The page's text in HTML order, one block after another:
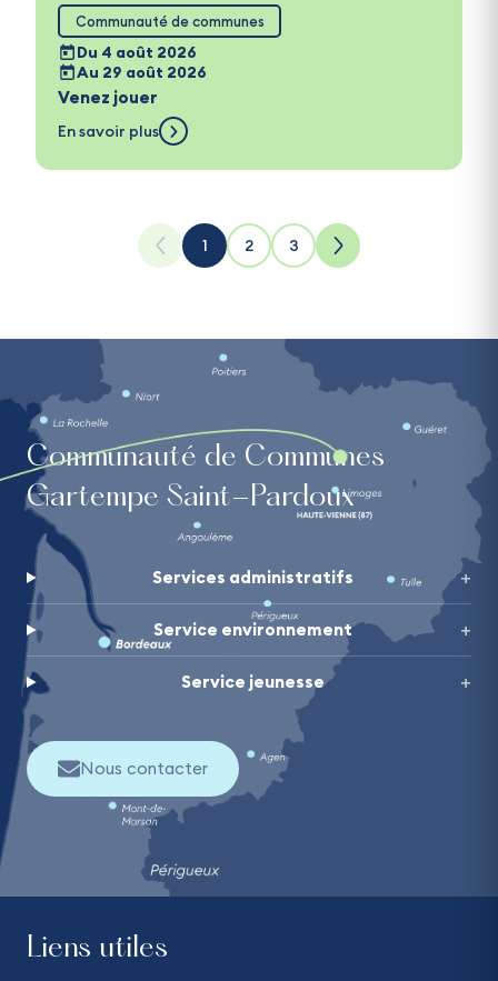
Communauté de communes
Du 4 août 2026
Au 29 août 2026
Venez jouer
En savoir plus
1 2 3
Communauté de Communes
Gartempe Saint-Pardoux
Services administratifs
Service environnement
Service jeunesse
Nous contacter
Liens utiles